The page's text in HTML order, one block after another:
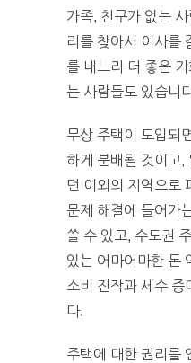
가족, 친구가 없는
리를 찾아서 이사를
를 내느라 더 좋은
는 사람들도 있습니
무상 주택이 도입되
하게 분배될 것이고,
던 이외의 지역으로
문제 해결에 들어가
쓸 수 있고, 수도권
있는 어마어마한 돈
소비 진작과 세수 증
다.
주택에 대한 권리를